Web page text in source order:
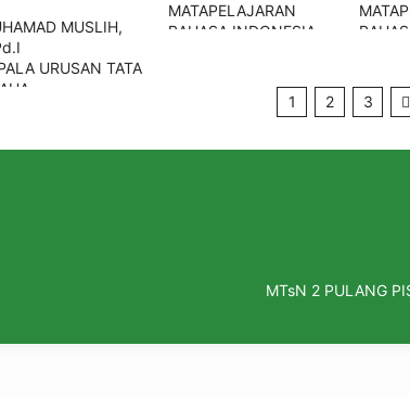
MUSLIH,
URUSAN TATA
MATAPELAJARAN
BAHASA INDONESIA
1 2 3
MTsN 2 PULANG